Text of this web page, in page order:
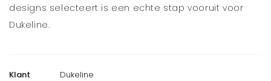
designs selecteert is een echte stap vooruit voor
Dukeline.
Klant Dukeline